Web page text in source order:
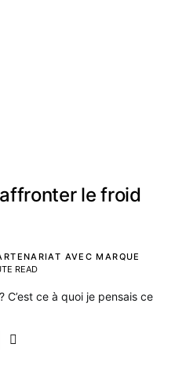
le froid
AVEC MARQUE
READ
C’est ce à quoi je pensais ce